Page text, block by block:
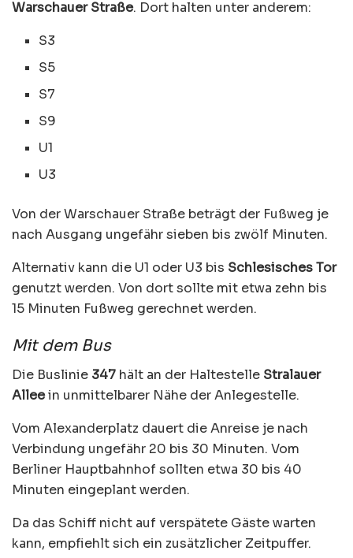
Warschauer Straße. Dort halten unter anderem:
S3
S5
S7
S9
U1
U3
Von der Warschauer Straße beträgt der Fußweg je
nach Ausgang ungefähr sieben bis zwölf Minuten.
Alternativ kann die U1 oder U3 bis Schlesisches Tor
genutzt werden. Von dort sollte mit etwa zehn bis
15 Minuten Fußweg gerechnet werden.
Mit dem Bus
Die Buslinie 347 hält an der Haltestelle Stralauer
Alleein unmittelbarer Nähe der Anlegestelle.
Vom Alexanderplatz dauert die Anreise je nach
Verbindung ungefähr 20 bis 30 Minuten. Vom
Berliner Hauptbahnhof sollten etwa 30 bis 40
Minuten eingeplant werden.
Da das Schiff nicht auf verspätete Gäste warten
kann, empfiehlt sich ein zusätzlicher Zeitpuffer.